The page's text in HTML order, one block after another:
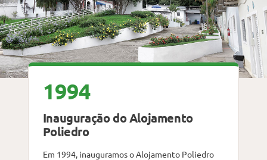
1994
Inauguração do Alojamento
Poliedro
Em 1994, inauguramos o Alojamento Poliedro